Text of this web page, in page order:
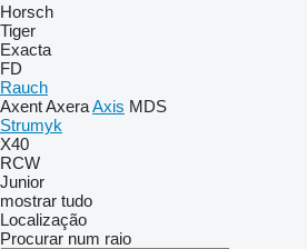
Horsch
Tiger
Exacta
FD
Rauch
AxentAxeraAxis MDS
Strumyk
X40
RCW
Junior
mostrar tudo
Localização
Procurar num raio